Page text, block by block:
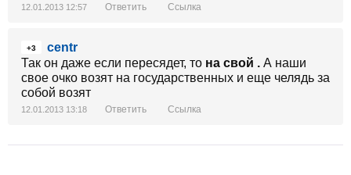
12.01.2013 12:57 Ответить Ссылка
+3
centr
Так он даже если пересядет, то на свой . А наши
свое очко возят на государственных и еще челядь за
собой возят
12.01.2013 13:18 Ответить Ссылка